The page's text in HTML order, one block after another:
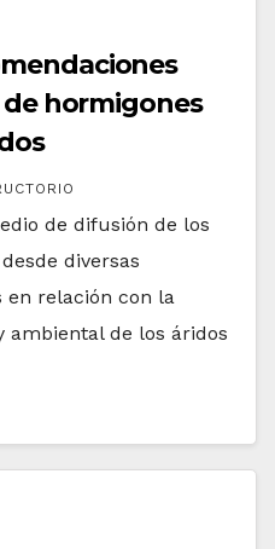
hormigones
de difusión de los
diversas
en relación con la
ambiental de los áridos